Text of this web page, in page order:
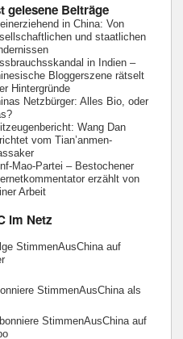
gelesene Beiträge
in China: Von
und staatlichen
in Indien –
Bloggerszene rätselt
Hintergründe
Netzbürger: Alles Bio, oder
Wang Dan
vom Tian’anmen-
Mao-Partei – Bestochener
erzählt von
Arbeit
im Netz